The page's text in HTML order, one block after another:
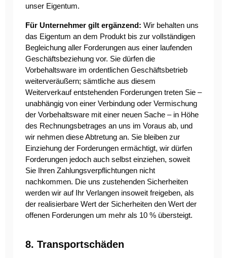
unser Eigentum.
Für Unternehmer gilt ergänzend: Wir behalten uns
das Eigentum an dem Produkt bis zur vollständigen
Begleichung aller Forderungen aus einer laufenden
Geschäftsbeziehung vor. Sie dürfen die
Vorbehaltsware im ordentlichen Geschäftsbetrieb
weiterveräußern; sämtliche aus diesem
Weiterverkauf entstehenden Forderungen treten Sie –
unabhängig von einer Verbindung oder Vermischung
der Vorbehaltsware mit einer neuen Sache – in Höhe
des Rechnungsbetrages an uns im Voraus ab, und
wir nehmen diese Abtretung an. Sie bleiben zur
Einziehung der Forderungen ermächtigt, wir dürfen
Forderungen jedoch auch selbst einziehen, soweit
Sie Ihren Zahlungsverpflichtungen nicht
nachkommen. Die uns zustehenden Sicherheiten
werden wir auf Ihr Verlangen insoweit freigeben, als
der realisierbare Wert der Sicherheiten den Wert der
offenen Forderungen um mehr als 10 % übersteigt.
8. Transportschäden